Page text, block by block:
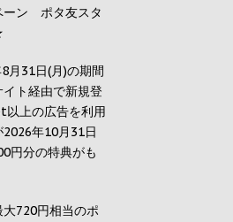
ーン ポタ友スタ
月31日(月)の期間
イト経由で新規登
上の広告を利用
年10月31日
円分の特典がも
大720円相当のポ